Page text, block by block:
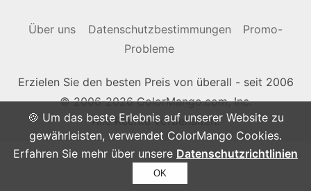
🍪 Um das beste Erlebnis auf unserer Website zu
gewährleisten, verwendet ColorMango Cookies.
Erfahren Sie mehr über unsere Datenschutzrichtlinien
OK
Über uns Datenschutzbestimmungen
Promo-
Probleme
Erzielen Sie den besten Preis von überall - seit 2006
© 2006-2026 ColorMango.com, Inc.
Alle Rechte vorbehalten.